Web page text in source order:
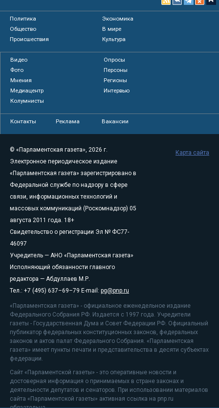
Политика
Экономика
Общество
В мире
Происшествия
Культура
Видео
Опросы
Фото
Персоны
Мнения
Регионы
Медиацентр
Интервью
Колумнисты
Контакты Реклама Вакансии
© «Парламентская газета», 2026 г.
Электронное периодическое издание
«Парламентская газета» зарегистрировано в
Федеральной службе по надзору в сфере
связи, информационных технологий и
массовых коммуникаций (Роскомнадзор) 05
августа 2011 года. 18+
Свидетельство о регистрации Эл № ФС77-
46097
Учредитель — АНО «Парламентская газета»
Исполняющий обязанности главного
редактора — Абдуллаев М.Р.
Тел.: +7 (495) 637–69–79 E-mail: pg@pnp.ru
«Парламентская газета» - официальное еженедельное издание
Федерального Собрания РФ. Издается с 1997 года. Учредители
газеты - Государственная Дума и Совет Федерации РФ. Официальный
публикатор федеральных конституционных законов, федеральных
законов и актов палат Федерального Собрания. «Парламентская
газета» имеет пункты печати и представительства в десяти субъектах
федерации.
Сайт «Парламентской газеты» - это оперативные новости и
достоверная информация о принимаемых в стране законах и
деятельности депутатов и сенаторов. При использовании материалов
сайта «Парламентской газеты» активная ссылка на pnp.ru
Карта сайта